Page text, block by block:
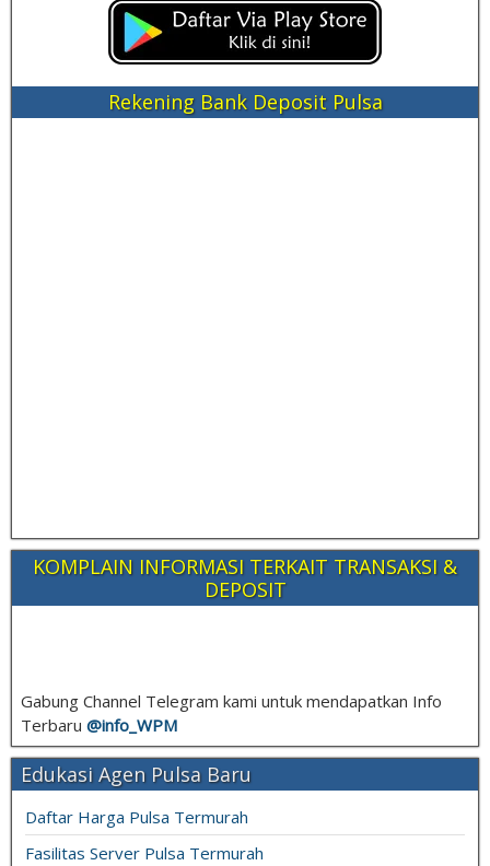
Rekening Bank Deposit Pulsa
KOMPLAIN INFORMASI TERKAIT TRANSAKSI &
DEPOSIT
Gabung Channel Telegram kami untuk mendapatkan Info
Terbaru @info_ WPM
Edukasi Agen Pulsa Baru
Daftar Harga Pulsa Termurah
Fasilitas Server Pulsa Termurah